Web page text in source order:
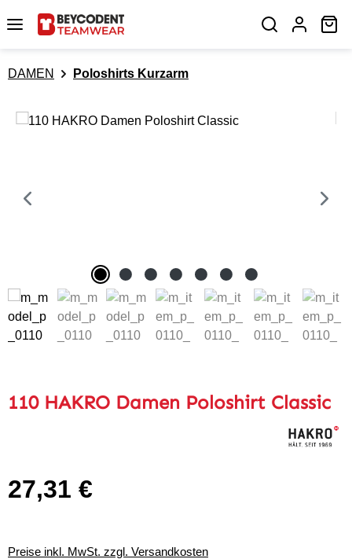
Zum Hauptinhalt springen
DAMEN Poloshirts Kurzarm
Bildergalerie überspringen
110 HAKRO Damen Poloshirt Classic
Regulärer Preis:
27,31 €
Preise inkl. MwSt. zzgl. Versandkosten